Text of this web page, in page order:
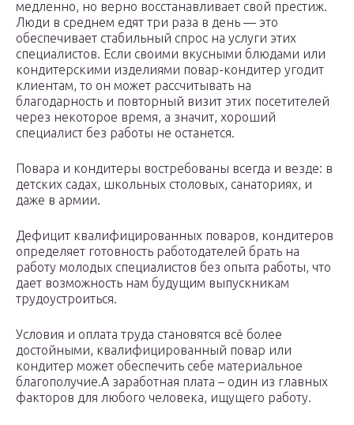
медленно, но верно восстанавливает свой престиж.
Люди в среднем едят три раза в день — это
обеспечивает стабильный спрос на услуги этих
специалистов. Если своими вкусными блюдами или
кондитерскими изделиями повар-кондитер угодит
клиентам, то он может рассчитывать на
благодарность и повторный визит этих посетителей
через некоторое время, а значит, хороший
специалист без работы не останется.
Повара и кондитеры востребованы всегда и везде: в
детских садах, школьных столовых, санаториях, и
даже в армии.
Дефицит квалифицированных поваров, кондитеров
определяет готовность работодателей брать на
работу молодых специалистов без опыта работы, что
дает возможность нам будущим выпускникам
трудоустроиться.
Условия и оплата труда становятся всё более
достойными, квалифицированный повар или
кондитер может обеспечить себе материальное
благополучие.А заработная плата – один из главных
факторов для любого человека, ищущего работу.